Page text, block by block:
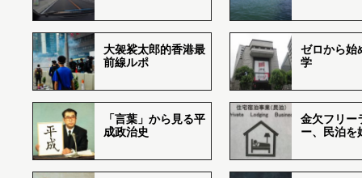
大袈裟太郎的香港最
前線ルポ
ゼロから始
学
「言葉」から見る平
成政治史
金欠フリー
ー、民泊を